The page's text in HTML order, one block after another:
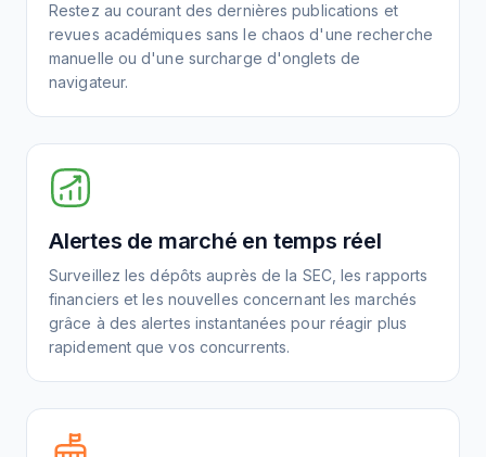
Restez au courant des dernières publications et
revues académiques sans le chaos d'une recherche
manuelle ou d'une surcharge d'onglets de
navigateur.
Alertes de marché en temps réel
Surveillez les dépôts auprès de la SEC, les rapports
financiers et les nouvelles concernant les marchés
grâce à des alertes instantanées pour réagir plus
rapidement que vos concurrents.